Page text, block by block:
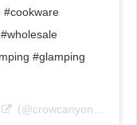
#cookware
#glamping
(@crowcanyonhome) on